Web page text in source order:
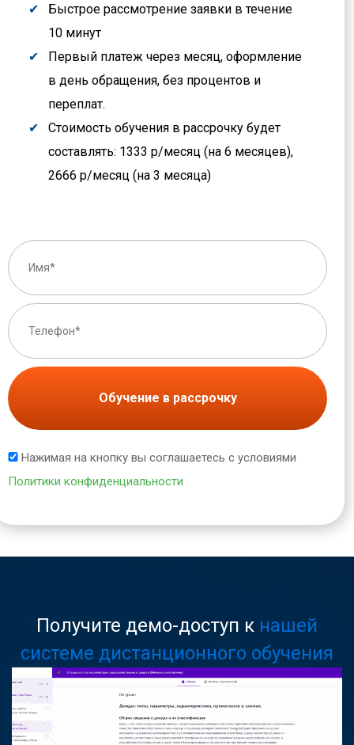
Быстрое рассмотрение заявки в течение
10 минут
Первый платеж через месяц, оформление
в день обращения, без процентов и
переплат.
Стоимость обучения в рассрочку будет
составлять: 1333 р/месяц (на 6 месяцев),
2666 р/месяц (на 3 месяца)
Обучение в рассрочку
Нажимая на кнопку вы соглашаетесь с условиями
Политики конфиденциальности
Получите демо-доступ к нашей
системе дистанционного обучения